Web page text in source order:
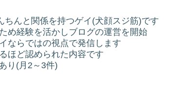
ちんと関係を持つゲイ(犬顔スジ筋)です
め経験を活かしブログの運営を開始
ならではの視点で発信します
ほど認められた内容です
り(月2～3件)